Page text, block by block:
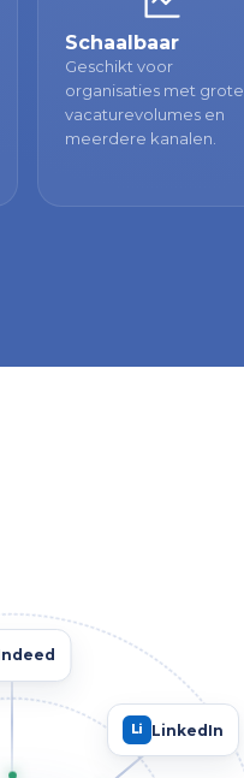
Schaalbaar
Geschikt voor
organisaties met grote
vacaturevolumes en
meerdere kanalen.
Li LinkedIn